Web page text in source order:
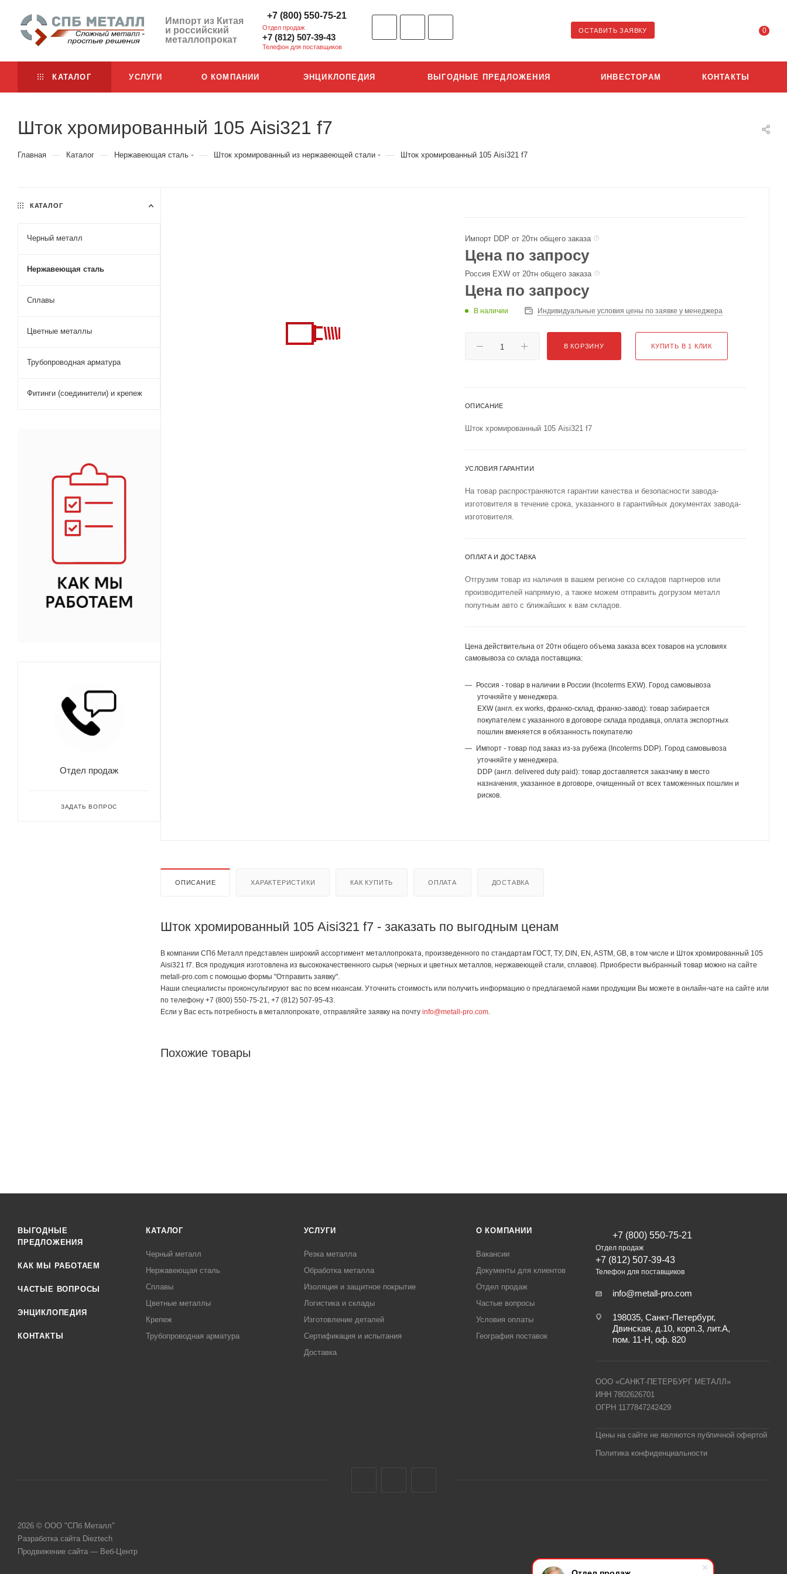
Импорт из Китая
и российский
металлопрокат
+7 (800) 550-75-21
Отдел продаж
+7 (812) 507-39-43
Телефон для поставщиков
ОСТАВИТЬ ЗАЯВКУ 0
КАТАЛОГ УСЛУГИ О КОМПАНИИ ЭНЦИКЛОПЕДИЯ ВЫГОДНЫЕ ПРЕДЛОЖЕНИЯ ИНВЕСТОРАМ КОНТАКТЫ
Шток хромированный 105 Aisi321 f7
Главная — Каталог — Нержавеющая сталь — Шток хромированный из нержавеющей стали — Шток хромированный 105 Aisi321 f7
Импорт DDP от 20тн общего заказа
Цена по запросу
Россия EXW от 20тн общего заказа
Цена по запросу
В наличии Индивидуальные условия цены по заявке у менеджера
В КОРЗИНУ КУПИТЬ В 1 КЛИК
ОПИСАНИЕ
Шток хромированный 105 Aisi321 f7
УСЛОВИЯ ГАРАНТИИ
На товар распространяются гарантии качества и безопасности завода-
изготовителя в течение срока, указанного в гарантийных документах завода-
изготовителя.
ОПЛАТА И ДОСТАВКА
Отгрузим товар из наличия в вашем регионе со складов партнеров или
производителей напрямую, а также можем отправить догрузом металл
попутным авто с ближайших к вам складов.
Цена действительна от 20тн общего объема заказа всех товаров на условиях
самовывоза со склада поставщика:
Россия - товар в наличии в России (Incoterms EXW). Город самовывоза
уточняйте у менеджера.
EXW (англ. ex works, франко-склад, франко-завод): товар забирается
покупателем с указанного в договоре склада продавца, оплата экспортных
пошлин вменяется в обязанность покупателю
Импорт - товар под заказ из-за рубежа (Incoterms DDP). Город самовывоза
уточняйте у менеджера.
DDP (англ. delivered duty paid): товар доставляется заказчику в место
назначения, указанное в договоре, очищенный от всех таможенных пошлин и
рисков.
ОПИСАНИЕ ХАРАКТЕРИСТИКИ КАК КУПИТЬ ОПЛАТА ДОСТАВКА
Шток хромированный 105 Aisi321 f7 - заказать по выгодным ценам
В компании СПб Металл представлен широкий ассортимент металлопроката, произведенного по стандартам ГОСТ, ТУ, DIN, EN, ASTM, GB, в том числе и Шток хромированный 105
Aisi321 f7. Вся продукция изготовлена из высококачественного сырья (черных и цветных металлов, нержавеющей стали, сплавов). Приобрести выбранный товар можно на сайте
metall-pro.com с помощью формы "Отправить заявку".
Наши специалисты проконсультируют вас по всем нюансам. Уточнить стоимость или получить информацию о предлагаемой нами продукции Вы можете в онлайн-чате на сайте или
по телефону +7 (800) 550-75-21, +7 (812) 507-95-43.
Если у Вас есть потребность в металлопрокате, отправляйте заявку на почту info@metall-pro.com.
Похожие товары
КАТАЛОГ
Черный металл
Нержавеющая сталь
Сплавы
Цветные металлы
Трубопроводная арматура
Фитинги (соединители) и крепеж
Отдел продаж
ЗАДАТЬ ВОПРОС
ВЫГОДНЫЕ
ПРЕДЛОЖЕНИЯ
КАК МЫ РАБОТАЕМ
ЧАСТЫЕ ВОПРОСЫ
ЭНЦИКЛОПЕДИЯ
КОНТАКТЫ
КАТАЛОГ
Черный металл
Нержавеющая сталь
Сплавы
Цветные металлы
Крепеж
Трубопроводная арматура
УСЛУГИ
Резка металла
Обработка металла
Изоляция и защитное покрытие
Логистика и склады
Изготовление деталей
Сертификация и испытания
Доставка
О КОМПАНИИ
Вакансии
Документы для клиентов
Отдел продаж
Частые вопросы
Условия оплаты
География поставок
+7 (800) 550-75-21
Отдел продаж
+7 (812) 507-39-43
Телефон для поставщиков
info@metall-pro.com
198035, Санкт-Петербург,
Двинская, д.10, корп.3, лит.А,
пом. 11-Н, оф. 820
ООО «САНКТ-ПЕТЕРБУРГ МЕТАЛЛ»
ИНН 7802626701
ОГРН 1177847242429
Цены на сайте не являются публичной офертой
Политика конфиденциальности
2026 © ООО "СПб Металл"
Разработка сайта Dieztech
Продвижение сайта — Веб-Центр